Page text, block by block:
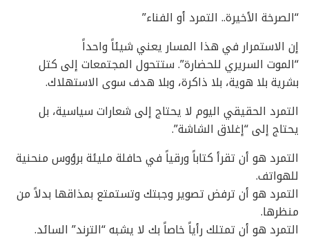
“الصرخة الأخيرة.. التمرد أو الفناء”
إن الاستمرار في هذا المسار يعني شيئاً واحداً
“الموت السريري للحضارة”. ستتحول المجتمعات إلى كتل
بشرية بلا هوية، بلا ذاكرة، وبلا هدف سوى الاستهلاك.
التمرد الحقيقي اليوم لا يحتاج إلى شعارات سياسية، بل
يحتاج إلى “إغلاق الشاشة”.
التمرد هو أن تقرأ كتاباً ورقياً في حافلة مليئة برؤوس منحنية
للهواتف.
التمرد هو أن ترفض تصوير وجبتك وتستمتع بمذاقها بدلاً من
منظرها.
التمرد هو أن تمتلك رأياً خاصاً بك لا يشبه “الترند” السائد.